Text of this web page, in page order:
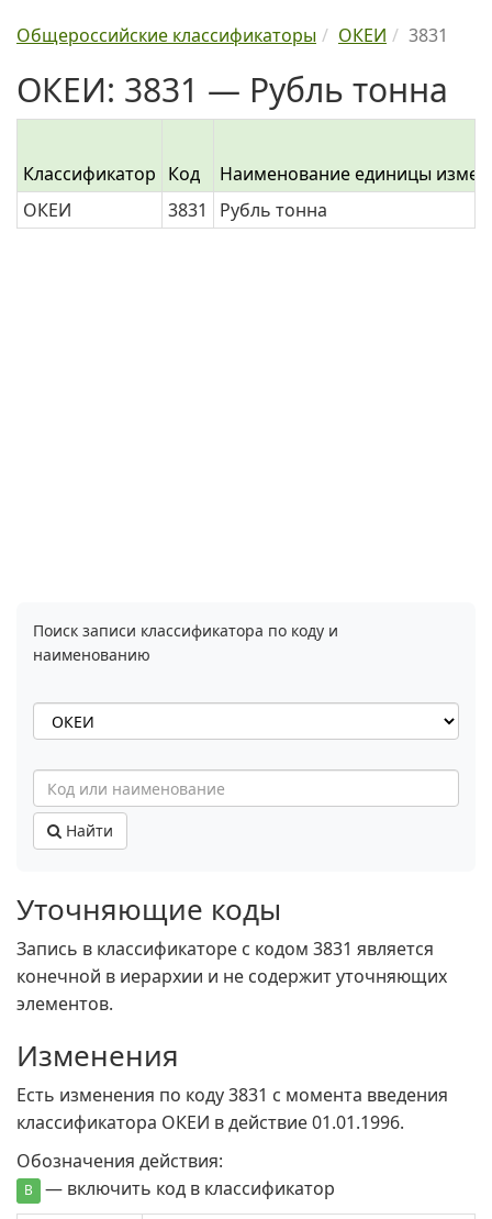
Общероссийские классификаторы ОКЕИ 3831
ОКЕИ: 3831 — Рубль тонна
Классификатор Код
Наименование единицы
ОКЕИ
3831 Рубль тонна
Поиск записи классификатора по коду и
наименованию
Найти
Уточняющие коды
Запись в классификаторе с кодом 3831 является
конечной в иерархии и не содержит уточняющих
элементов.
Изменения
Есть изменения по коду 3831 c момента введения
классификатора ОКЕИ в действие 01.01.1996.
Обозначения действия:
В — включить код в классификатор